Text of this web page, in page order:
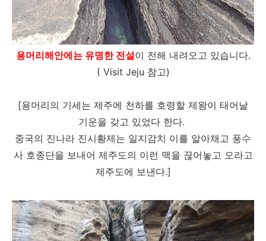
용머리해안에는 유명한 전설이 전해 내려오고 있습니다.
( Visit Jeju 참고)
[용머리의 기세는 제주에 천하를 호령할 제왕이 태어날
기운을 갖고 있었다 한다.
중국의 진나라 진시황제는 일지감치 이를 알아채고 풍수
사 호종단을 보내어 제주도의 이런 맥을 끊어놓고 오라고
제주도에 보낸다.]